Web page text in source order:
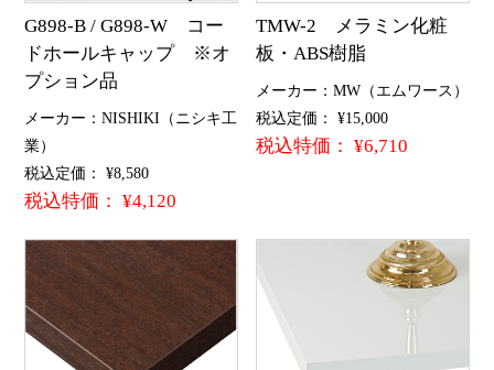
G898-B / G898-W コー
ドホールキャップ ※オ
プション品
メーカー：NISHIKI（ニシキ工
業）
税込定価： ¥8,580
税込特価： ¥4,120
TMW-2 メラミン化粧
板・ABS樹脂
メーカー：MW（エムワース）
税込定価： ¥15,000
税込特価： ¥6,710